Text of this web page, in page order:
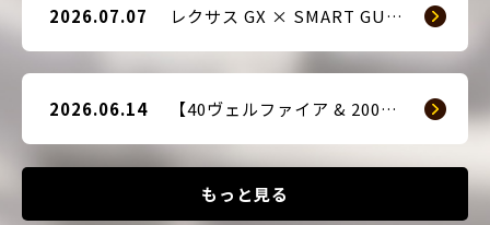
もっと見る
2026.07.07 レクサス GX × SMART GUARD3 持ち込み取付
2026.06.14 【40ヴェルファイア & 200系ハイエース(9型) 新車2台へ SMART GUARD3取付】